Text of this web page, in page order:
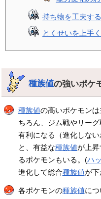
持ち物を工夫する
とくせいを上手
種族値の強いポケ
種族値の高いポケモンは
ちろん、ジム戦やリー
有利になる（進化しな
と、有益な種族値が上
るポケモンもいる。(ハ
進化して総合種族値が下
各ポケモンの種族値につ